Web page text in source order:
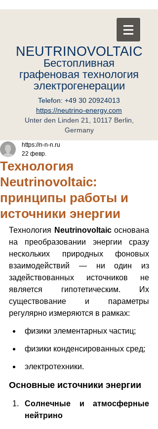
NEUTRINOVOLTAIC
Бестопливная
графеновая технология
электрогенерации
Telefon: +49 30 20924013
https://neutrino-energy.com
Unter den Linden 21, 10117 Berlin,
Germany
Технология
Neutrinovoltaic:
принципы работы и
источники энергии
https://n-n-n.ru
22 февр.
Технология Neutrinovoltaic основана
на преобразовании энергии сразу
нескольких природных фоновых
взаимодействий — ни один из
задействованных источников не
является гипотетическим. Их
существование и параметры
регулярно измеряются в рамках:
физики элементарных частиц;
физики конденсированных сред;
электротехники.
Основные источники энергии
Солнечные и атмосферные
нейтрино